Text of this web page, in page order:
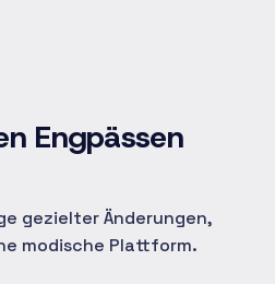
Engpässen
gezielter Änderungen,
modische Plattform.